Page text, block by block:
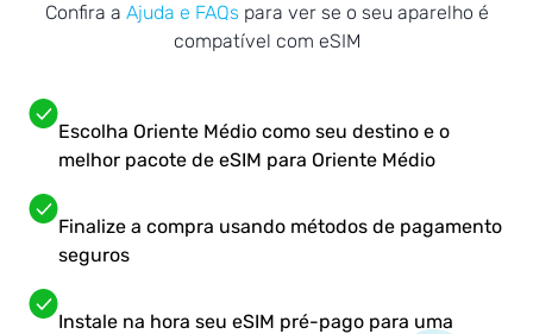
Confira a Ajuda e FAQs para ver se o seu aparelho é
compatível com eSIM
Escolha Oriente Médio como seu destino e o
melhor pacote de eSIM para Oriente Médio
Finalize a compra usando métodos de pagamento
seguros
Instale na hora seu eSIM pré-pago para uma